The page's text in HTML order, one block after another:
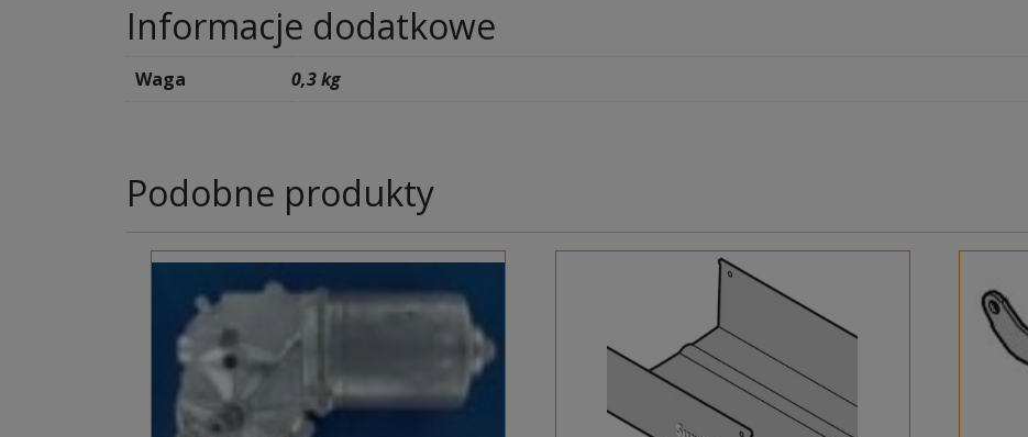
Informacje dodatkowe
Waga 0,3 kg
Podobne produkty